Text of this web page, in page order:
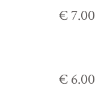
€ 7.00
€ 6.00